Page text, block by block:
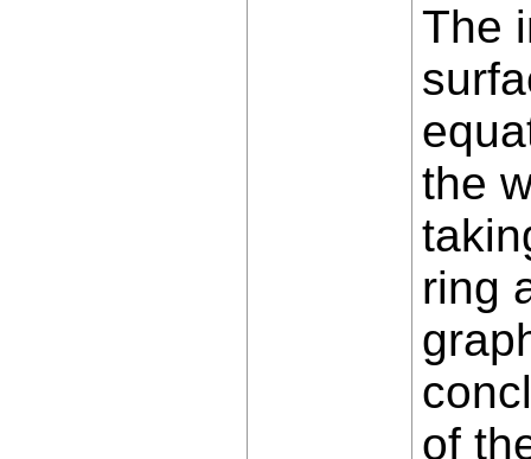
The
the
ring
of